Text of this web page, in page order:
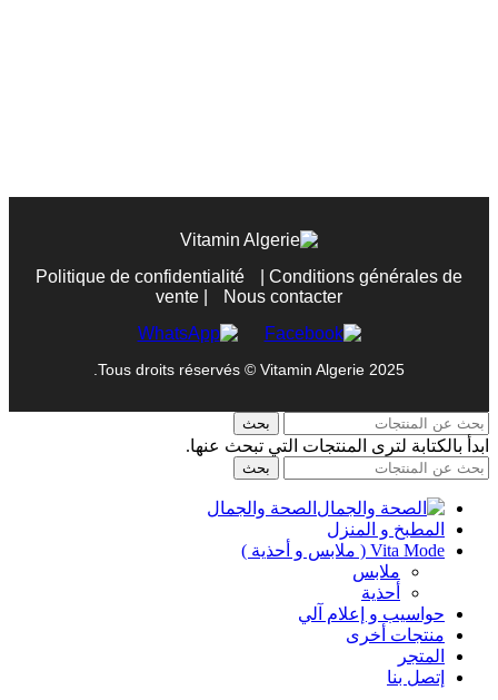
Politique de confidentialité
Conditions générales de
vente
Nous contacter
Tous droits réservés © Vitamin Algerie 2025.
بحث
ابدأ بالكتابة لترى المنتجات التي تبحث عنها.
بحث
الصحة والجمال
المطبخ و المنزل
Vita Mode ( ملابس و أحذية )
ملابس
أحذية
حواسيب و إعلام آلي
منتجات أخرى
المتجر
إتصل بنا